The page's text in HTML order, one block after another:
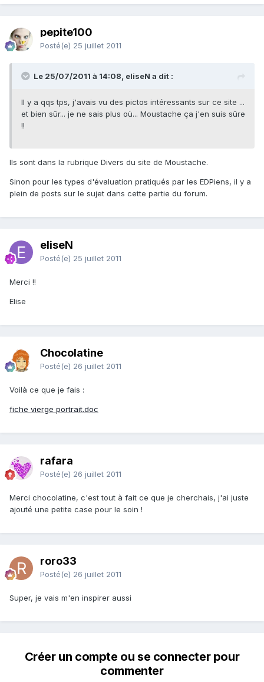
pepite100
Posté(e) 25 juillet 2011
Le 25/07/2011 à 14:08, eliseN a dit :
Il y a qqs tps, j'avais vu des pictos intéressants sur ce site ...
et bien sûr... je ne sais plus où... Moustache ça j'en suis sûre
!!
Ils sont dans la rubrique Divers du site de Moustache.
Sinon pour les types d'évaluation pratiqués par les EDPiens, il y a
plein de posts sur le sujet dans cette partie du forum.
eliseN
Posté(e) 25 juillet 2011
Merci !!
Elise
Chocolatine
Posté(e) 26 juillet 2011
Voilà ce que je fais :
fiche vierge portrait.doc
rafara
Posté(e) 26 juillet 2011
Merci chocolatine, c'est tout à fait ce que je cherchais, j'ai juste
ajouté une petite case pour le soin !
roro33
Posté(e) 26 juillet 2011
Super, je vais m'en inspirer aussi
Créer un compte ou se connecter pour
commenter